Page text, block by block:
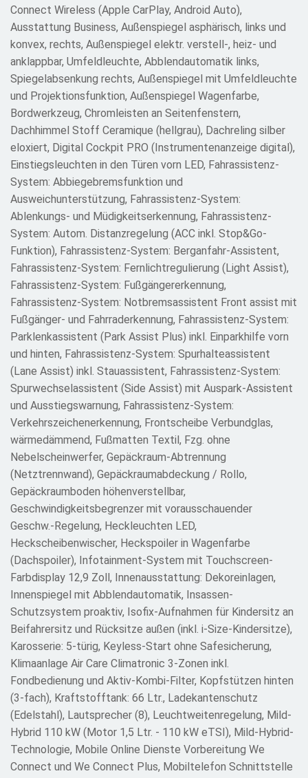
Connect Wireless (Apple CarPlay, Android Auto),
Ausstattung Business, Außenspiegel asphärisch, links und
konvex, rechts, Außenspiegel elektr. verstell-, heiz- und
anklappbar, Umfeldleuchte, Abblendautomatik links,
Spiegelabsenkung rechts, Außenspiegel mit Umfeldleuchte
und Projektionsfunktion, Außenspiegel Wagenfarbe,
Bordwerkzeug, Chromleisten an Seitenfenstern,
Dachhimmel Stoff Ceramique (hellgrau), Dachreling silber
eloxiert, Digital Cockpit PRO (Instrumentenanzeige digital),
Einstiegsleuchten in den Türen vorn LED, Fahrassistenz-
System: Abbiegebremsfunktion und
Ausweichunterstützung, Fahrassistenz-System:
Ablenkungs- und Müdigkeitserkennung, Fahrassistenz-
System: Autom. Distanzregelung (ACC inkl. Stop&Go-
Funktion), Fahrassistenz-System: Berganfahr-Assistent,
Fahrassistenz-System: Fernlichtregulierung (Light Assist),
Fahrassistenz-System: Fußgängererkennung,
Fahrassistenz-System: Notbremsassistent Front assist mit
Fußgänger- und Fahrraderkennung, Fahrassistenz-System:
Parklenkassistent (Park Assist Plus) inkl. Einparkhilfe vorn
und hinten, Fahrassistenz-System: Spurhalteassistent
(Lane Assist) inkl. Stauassistent, Fahrassistenz-System:
Spurwechselassistent (Side Assist) mit Auspark-Assistent
und Ausstiegswarnung, Fahrassistenz-System:
Verkehrszeichenerkennung, Frontscheibe Verbundglas,
wärmedämmend, Fußmatten Textil, Fzg. ohne
Nebelscheinwerfer, Gepäckraum-Abtrennung
(Netztrennwand), Gepäckraumabdeckung / Rollo,
Gepäckraumboden höhenverstellbar,
Geschwindigkeitsbegrenzer mit vorausschauender
Geschw.-Regelung, Heckleuchten LED,
Heckscheibenwischer, Heckspoiler in Wagenfarbe
(Dachspoiler), Infotainment-System mit Touchscreen-
Farbdisplay 12,9 Zoll, Innenausstattung: Dekoreinlagen,
Innenspiegel mit Abblendautomatik, Insassen-
Schutzsystem proaktiv, Isofix-Aufnahmen für Kindersitz an
Beifahrersitz und Rücksitze außen (inkl. i-Size-Kindersitze),
Karosserie: 5-türig, Keyless-Start ohne Safesicherung,
Klimaanlage Air Care Climatronic 3-Zonen inkl.
Fondbedienung und Aktiv-Kombi-Filter, Kopfstützen hinten
(3-fach), Kraftstofftank: 66 Ltr., Ladekantenschutz
(Edelstahl), Lautsprecher (8), Leuchtweitenregelung, Mild-
Hybrid 110 kW (Motor 1,5 Ltr. - 110 kW eTSI), Mild-Hybrid-
Technologie, Mobile Online Dienste Vorbereitung We
Connect und We Connect Plus, Mobiltelefon Schnittstelle